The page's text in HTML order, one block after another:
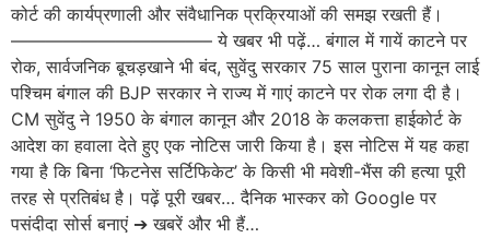
कोर्ट की कार्यप्रणाली और संवैधानिक प्रक्रियाओं की समझ रखती हैं।
———————————– ये खबर भी पढ़ें… बंगाल में गायें काटने पर
रोक, सार्वजनिक बूचड़खाने भी बंद, सुवेंदु सरकार 75 साल पुराना कानून लाई
पश्चिम बंगाल की BJP सरकार ने राज्य में गाएं काटने पर रोक लगा दी है।
CM सुवेंदु ने 1950 के बंगाल कानून और 2018 के कलकत्ता हाईकोर्ट के
आदेश का हवाला देते हुए एक नोटिस जारी किया है। इस नोटिस में यह कहा
गया है कि बिना ‘फिटनेस सर्टिफिकेट’ के किसी भी मवेशी-भैंस की हत्या पूरी
तरह से प्रतिबंध है। पढ़ें पूरी खबर… दैनिक भास्कर को Google पर
पसंदीदा सोर्स बनाएं ➔ खबरें और भी हैं…